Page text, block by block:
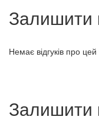
Залишити
Немає відгуків про
Залишити